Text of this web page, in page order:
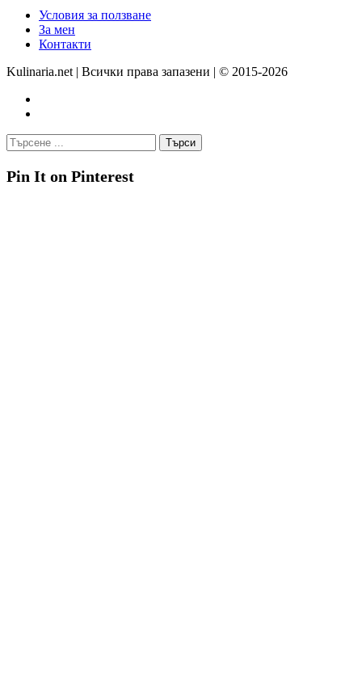
Условия за ползване
За мен
Контакти
Kulinaria.net | Всички права запазени | © 2015-2026
Pin It on Pinterest